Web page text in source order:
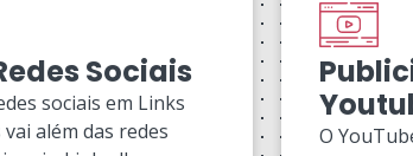
Sociais
sociais em Links
além das redes
O